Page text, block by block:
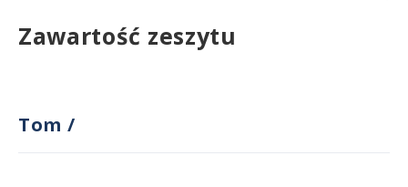
Zawartość zeszytu
Tom /